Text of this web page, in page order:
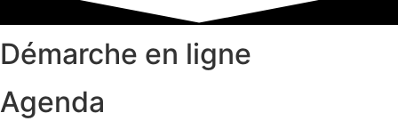
Démarche en ligne
Agenda